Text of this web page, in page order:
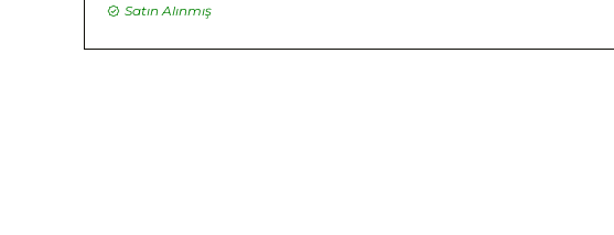
Satın Alınmış